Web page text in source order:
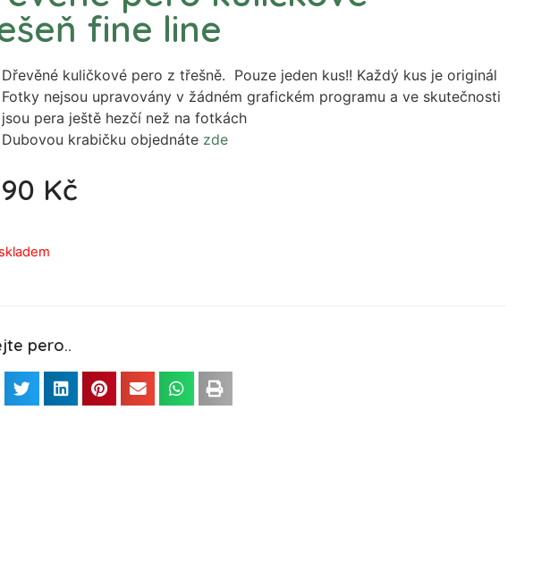
fine line
Dřevěné kuličkové pero z třešně. Pouze jeden kus!! Každý kus je originál
Fotky nejsou upravovány v žádném grafickém programu a ve skutečnosti
jsou pera ještě hezčí než na fotkách
Dubovou krabičku objednáte zde
Kč
pero..